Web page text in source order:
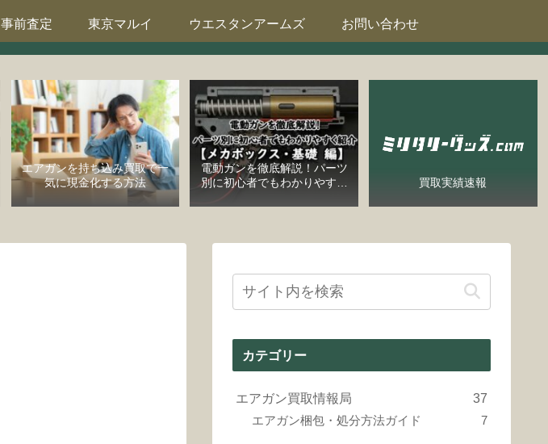
事前査定 東京マルイ ウエスタンアームズ お問い合わせ
エアガンを持ち込み買取で一
気に現金化する方法
電動ガンを徹底解説！パーツ
別に初心者でもわかりやすく
紹介【メカボックス・基礎
買取実績速報
カテゴリー
エアガン買取情報局 37
エアガン梱包・処分方法ガイド 7